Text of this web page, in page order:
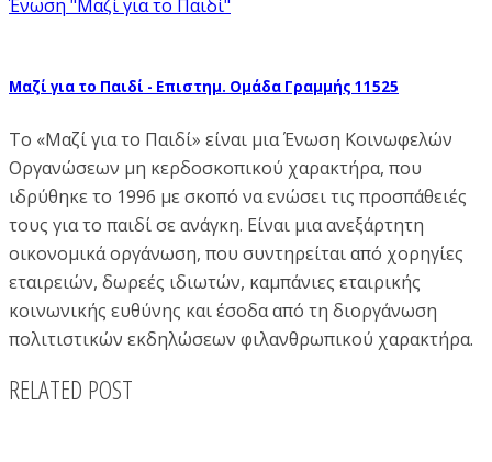
Ένωση "Μαζί για το Παιδί"
Μαζί για το Παιδί - Επιστημ. Ομάδα Γραμμής 11525
To «Μαζί για το Παιδί» είναι μια Ένωση Κοινωφελών
Οργανώσεων μη κερδοσκοπικού χαρακτήρα, που
ιδρύθηκε το 1996 με σκοπό να ενώσει τις προσπάθειές
τους για το παιδί σε ανάγκη. Είναι μια ανεξάρτητη
οικονομικά οργάνωση, που συντηρείται από χορηγίες
εταιρειών, δωρεές ιδιωτών, καμπάνιες εταιρικής
κοινωνικής ευθύνης και έσοδα από τη διοργάνωση
πολιτιστικών εκδηλώσεων φιλανθρωπικού χαρακτήρα.
RELATED POST